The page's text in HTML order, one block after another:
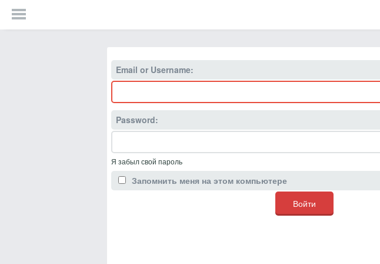
Email or Username:
Password:
Я забыл свой пароль
Запомнить меня на этом компьютере